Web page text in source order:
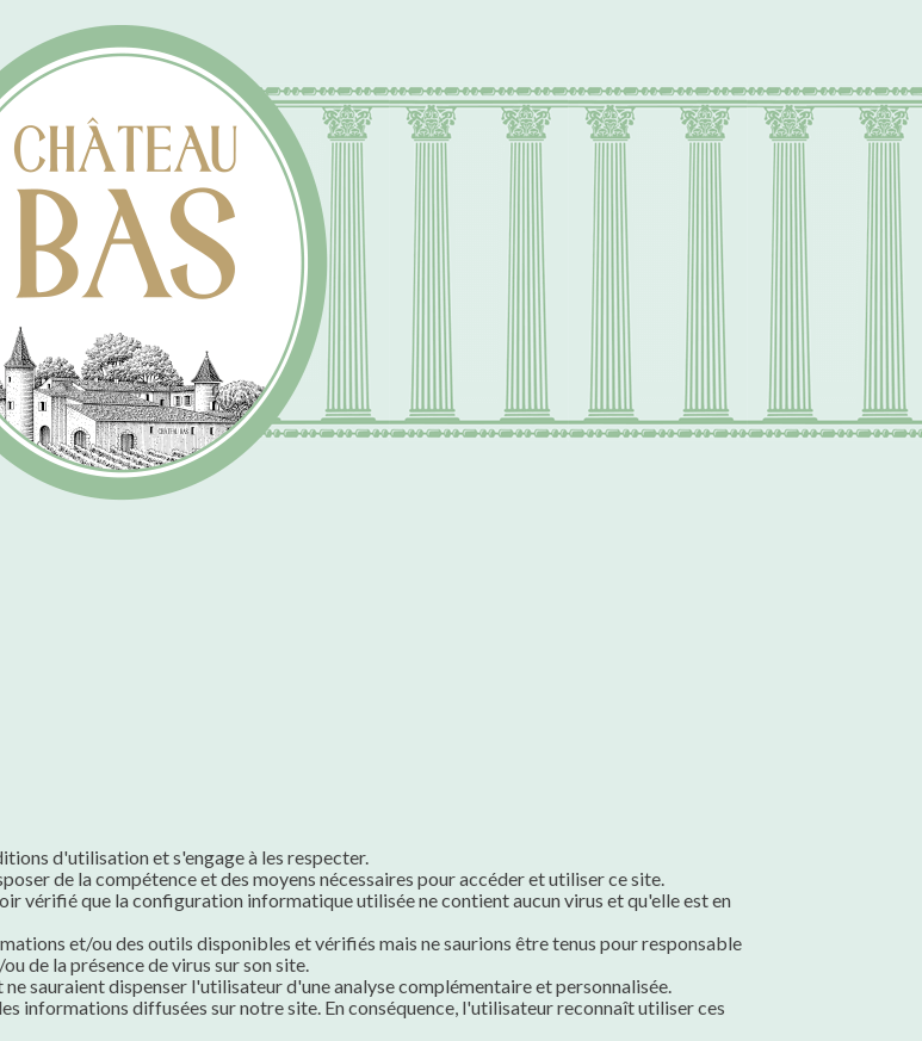
d'utilisation et s'engage à les respecter.
de la compétence et des moyens nécessaires pour accéder et utiliser ce site.
vérifié que la configuration informatique utilisée ne contient aucun virus et qu'elle est en
et/ou des outils disponibles et vérifiés mais ne saurions être tenus pour responsable
de la présence de virus sur son site.
sauraient dispenser l'utilisateur d'une analyse complémentaire et personnalisée.
informations diffusées sur notre site. En conséquence, l'utilisateur reconnaît utiliser ces